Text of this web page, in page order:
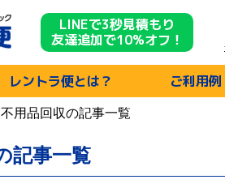
LINEで3秒見積もり
友達追加で10%オフ！
レントラ便とは？ ご利用例
不用品回収の記事一覧
記事一覧